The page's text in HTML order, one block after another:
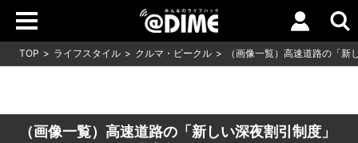
TOP ライフスタイル クルマ・ビークル （画像一覧）高速道路の「
（画像一覧）高速道路の「新しい深夜割引制度」